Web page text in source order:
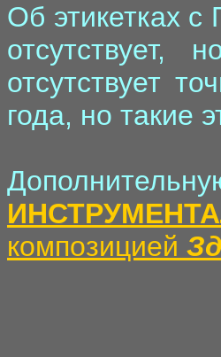
Об этикетках
отсутствует,
отсутствует
года, но такие
композицией